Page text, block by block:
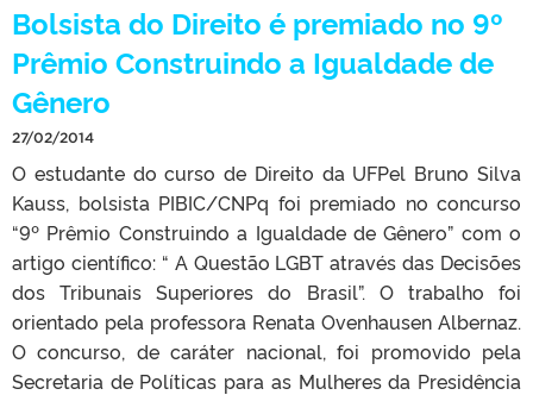
Bolsista do Direito é premiado no 9º
Prêmio Construindo a Igualdade de
Gênero
27/02/2014
O estudante do curso de Direito da UFPel Bruno Silva
Kauss, bolsista PIBIC/CNPq foi premiado no concurso
“9º Prêmio Construindo a Igualdade de Gênero” com o
artigo científico: “ A Questão LGBT através das Decisões
dos Tribunais Superiores do Brasil”. O trabalho foi
orientado pela professora Renata Ovenhausen Albernaz.
O concurso, de caráter nacional, foi promovido pela
Secretaria de Políticas para as Mulheres da Presidência